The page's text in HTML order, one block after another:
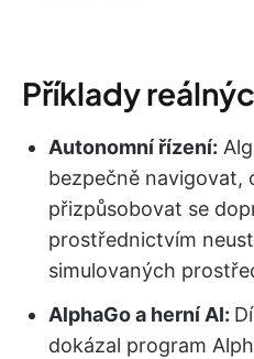
Příklady
Autonomní řízení:
bezpečně navigovat,
přizpůsobovat se
prostřednictvím
simulovaných
AlphaGo a herní AI:
dokázal program